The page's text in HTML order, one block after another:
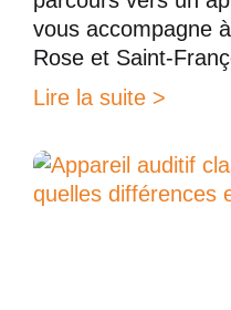
vous accompagne
Rose et Saint-
Lire la suite >